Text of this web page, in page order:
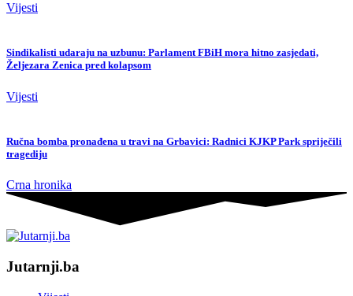
Vijesti
Sindikalisti udaraju na uzbunu: Parlament FBiH mora hitno zasjedati,
Željezara Zenica pred kolapsom
Vijesti
Ručna bomba pronađena u travi na Grbavici: Radnici KJKP Park spriječili
tragediju
Crna hronika
Jutarnji.ba